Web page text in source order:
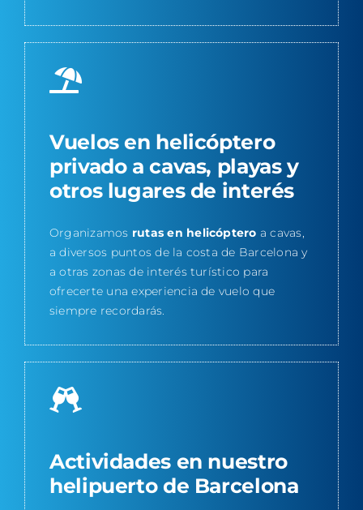
Vuelos en helicóptero
privado a cavas, playas y
otros lugares de interés
Organizamos rutas en helicóptero a cavas,
a diversos puntos de la costa de Barcelona y
a otras zonas de interés turístico para
ofrecerte una experiencia de vuelo que
siempre recordarás.
Actividades en nuestro
helipuerto de Barcelona